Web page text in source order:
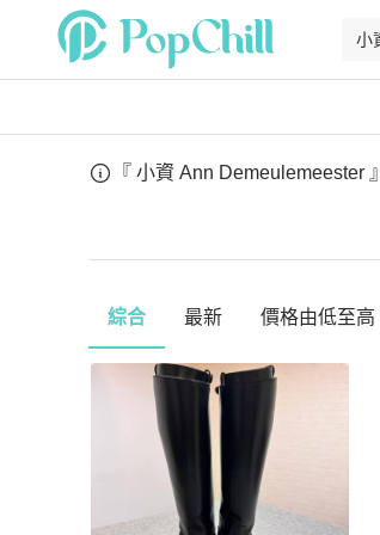
『 小資 Ann Demeulemeester 』
綜合 最新 價格由低至高